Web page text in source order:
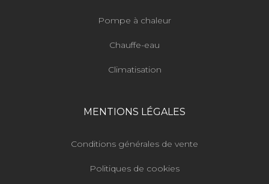
Pompe à chaleur
Chauffe-eau
Climatisation
MENTIONS LÉGALES
Conditions générales de vente
Politiques de cookies